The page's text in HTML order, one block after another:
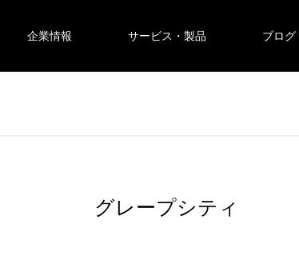
企業情報 サービス・製品 ブログ
グレープシティ